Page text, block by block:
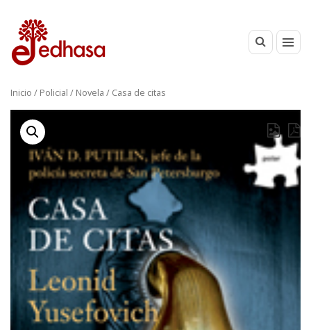
Inicio / Policial / Novela / Casa de citas